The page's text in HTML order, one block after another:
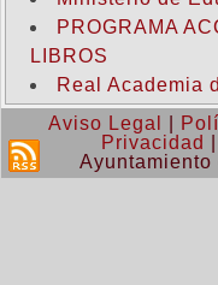
PROGRAMA
LIBROS
Real Academia
Aviso Legal
Privacidad